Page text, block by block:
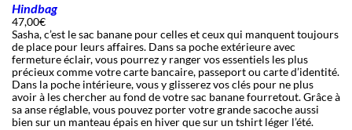
Hindbag
47,00€
Sasha, c’est le sac banane pour celles et ceux qui manquent toujours
de place pour leurs affaires. Dans sa poche extérieure avec
fermeture éclair, vous pourrez y ranger vos essentiels les plus
précieux comme votre carte bancaire, passeport ou carte d’identité.
Dans la poche intérieure, vous y glisserez vos clés pour ne plus
avoir à les chercher au fond de votre sac banane fourretout. Grâce à
sa anse réglable, vous pouvez porter votre grande sacoche aussi
bien sur un manteau épais en hiver que sur un tshirt léger l’été.